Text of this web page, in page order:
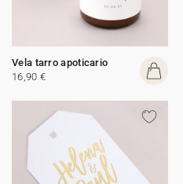
Vela tarro apoticario
16,90 €